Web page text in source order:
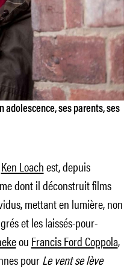
adolescence, ses parents, ses
Ken Loachest, depuis
dont il déconstruit films
mettant en lumière, non
et les laissés-pour-
ou Francis Ford Coppola,
pourLe vent se lève